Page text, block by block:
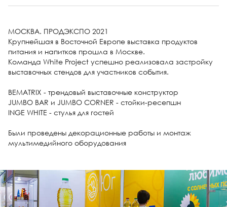
МОСКВА. ПРОДЭКСПО 2021
Крупнейшая в Восточной Европе выставка продуктов
питания и напитков прошла в Москве.⠀
Команда White Project успешно реализовала застройку
выставочных стендов для участников события.
BEMATRIX - трендовый выставочные конструктор
JUMBO BAR и JUMBO CORNER - стойки-ресепшн
INGE WHITE - стулья для гостей
Были проведены декорационные работы и монтаж
мультимедийного оборудования